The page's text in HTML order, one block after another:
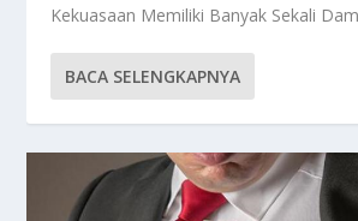
Kekuasaan Memiliki Banyak Sekali
BACA SELENGKAPNYA